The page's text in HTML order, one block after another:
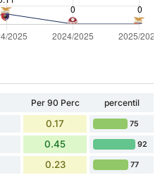
Per 90 Perc
percentil
0.17 75
0.45 92
0.23 77